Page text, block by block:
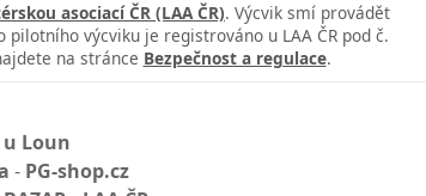
asociací ČR (LAA ČR). Výcvik smí provádět
výcviku je registrováno u LAA ČR pod č.
na stránce Bezpečnost a regulace.
u Loun
- PG-shop.cz